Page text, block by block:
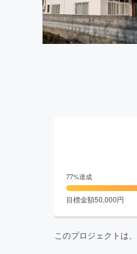
77%達成
目標金額50,000円
このプロジェクトは、